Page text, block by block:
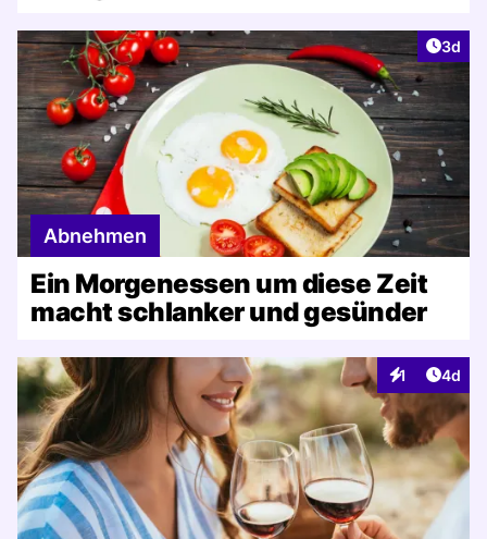
3d
Abnehmen
Ein Morgenessen um diese Zeit
macht schlanker und gesünder
1
Interaktionen
4d